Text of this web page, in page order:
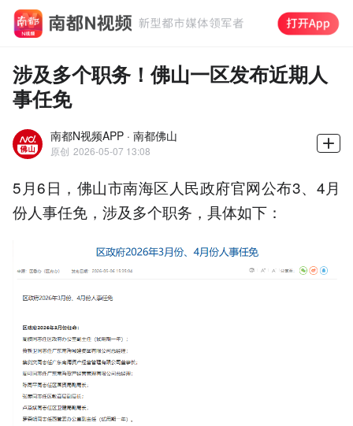
涉及多个职务！佛山一区发布近期人
事任免
南都N视频APP · 南都佛山
原创 2026-05-07 13:08
5月6日，佛山市南海区人民政府官网公布3、4月
份人事任免，涉及多个职务，具体如下：